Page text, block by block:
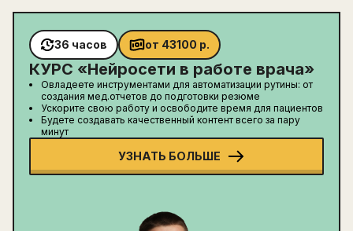
36 часов от 43100 р.
КУРС «Нейросети в работе врача»
Овладеете инструментами для автоматизации рутины: от
создания мед.отчетов до подготовки резюме
Ускорите свою работу и освободите время для пациентов
Будете создавать качественный контент всего за пару
минут
УЗНАТЬ БОЛЬШЕ